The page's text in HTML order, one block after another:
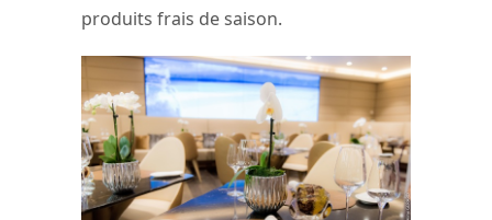
produits frais de saison.